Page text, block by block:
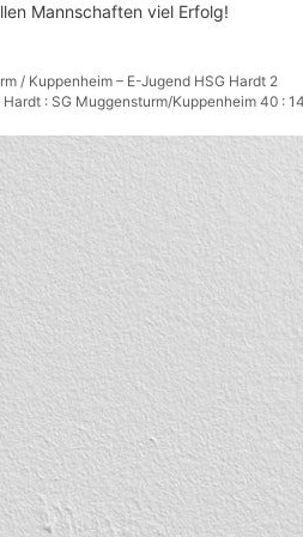
Mannschaften viel Erfolg!
/ Kuppenheim – E-Jugend HSG Hardt 2
Hardt : SG Muggensturm/Kuppenheim 40 :